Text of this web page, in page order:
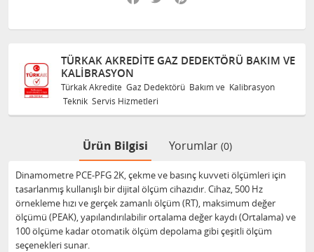
TÜRKAK AKREDITE GAZ DEDEKTÖRÜ BAKIM VE
KALIBRASYON
Türkak Akredite Gaz Dedektörü Bakım ve Kalibrasyon
Teknik Servis Hizmetleri
Ürün Bilgisi Yorumlar (0)
Dinamometre PCE-PFG 2K, çekme ve basınç kuvveti ölçümleri için
tasarlanmış kullanışlı bir dijital ölçüm cihazıdır. Cihaz, 500 Hz
örnekleme hızı ve gerçek zamanlı ölçüm (RT), maksimum değer
ölçümü (PEAK), yapılandırılabilir ortalama değer kaydı (Ortalama) ve
100 ölçüme kadar otomatik ölçüm depolama gibi çeşitli ölçüm
seçenekleri sunar.